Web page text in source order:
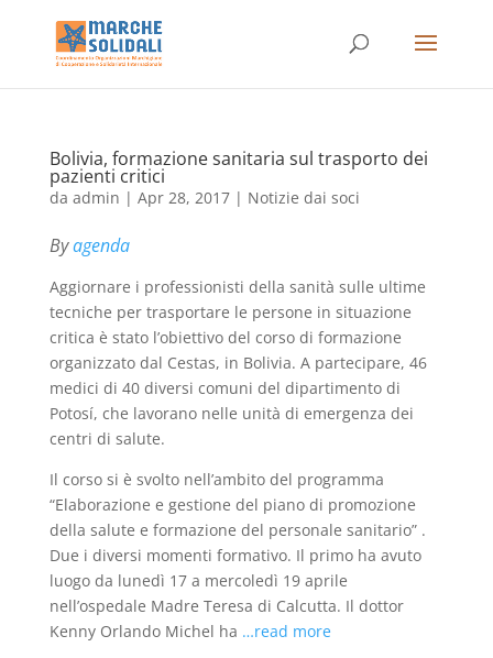
Bolivia, formazione sanitaria sul trasporto dei
pazienti critici
da admin | Apr 28, 2017| Notizie dai soci
Byagenda
Aggiornare i professionisti della sanità sulle ultime
tecniche per trasportare le persone in situazione
critica è stato l’obiettivo del corso di formazione
organizzato dal Cestas, in Bolivia. A partecipare, 46
medici di 40 diversi comuni del dipartimento di
Potosí, che lavorano nelle unità di emergenza dei
centri di salute.
Il corso si è svolto nell’ambito del programma
“Elaborazione e gestione del piano di promozione
della salute e formazione del personale sanitario” .
Due i diversi momenti formativo. Il primo ha avuto
luogo da lunedì 17 a mercoledì 19 aprile
nell’ospedale Madre Teresa di Calcutta. Il dottor
Kenny Orlando Michel ha …read more